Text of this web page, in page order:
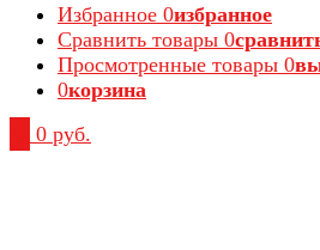
Избранное 0избранное
Сравнить товары 0
Просмотренные товары 0
0корзина
0 руб.